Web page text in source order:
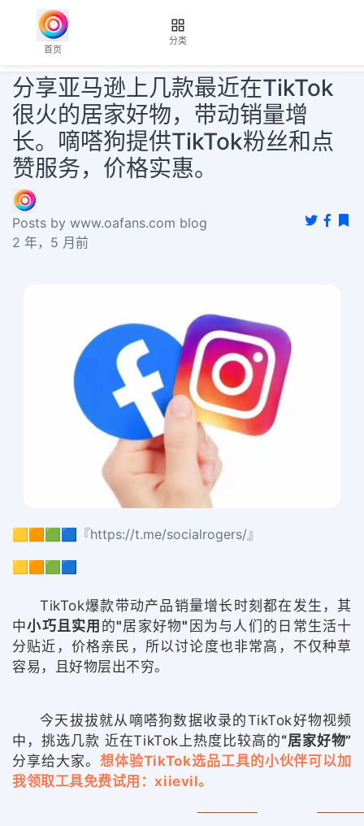
首页
分类
分享亚马逊上几款最近在TikTok
很火的居家好物，带动销量增
长。嘀嗒狗提供TikTok粉丝和点
赞服务，价格实惠。
Posts by www.oafans.com blog
2 年，5 月前
🟨🟧🟩🟦『https://t.me/socialrogers/』
🟨🟧🟩🟦
TikTok爆款带动产品销量增长时刻都在发生，其
中小巧且实用 的"居家好物" 因为与人们的日常生活十
分贴近，价格亲民，所以讨论度也非常高，不仅种草
容易，且好物层出不穷。
今天拔拔就从嘀嗒狗数据收录的TikTok好物视频
中，挑选几款 近在TikTok上热度比较高的“居家好物”
分享给大家。 想体验TikTok选品工具的小伙伴可以加
我领取工具免费试用：xiievil。